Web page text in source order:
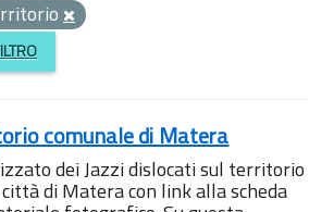
comunale di Matera
dei Jazzi dislocati sul territorio
di Matera con link alla scheda